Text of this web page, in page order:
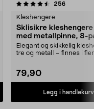
256
Kleshengere
Sklisikre
med metallpinne, 8-
Elegant og skikkelig
tre og metall – finnes i
79,90
Legg i handlekurv
4.5av 5 stjerner